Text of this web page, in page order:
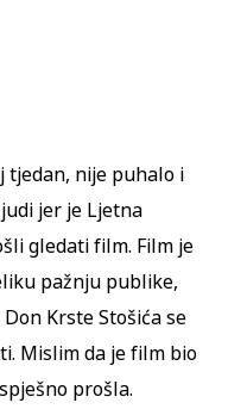
tjedan, nije puhalo i
jer je Ljetna
gledati film. Film je
pažnju publike,
Krste Stošića se
Mislim da je film bio
prošla.